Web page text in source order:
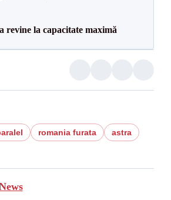
la capacitate maximă
romania furata
astra